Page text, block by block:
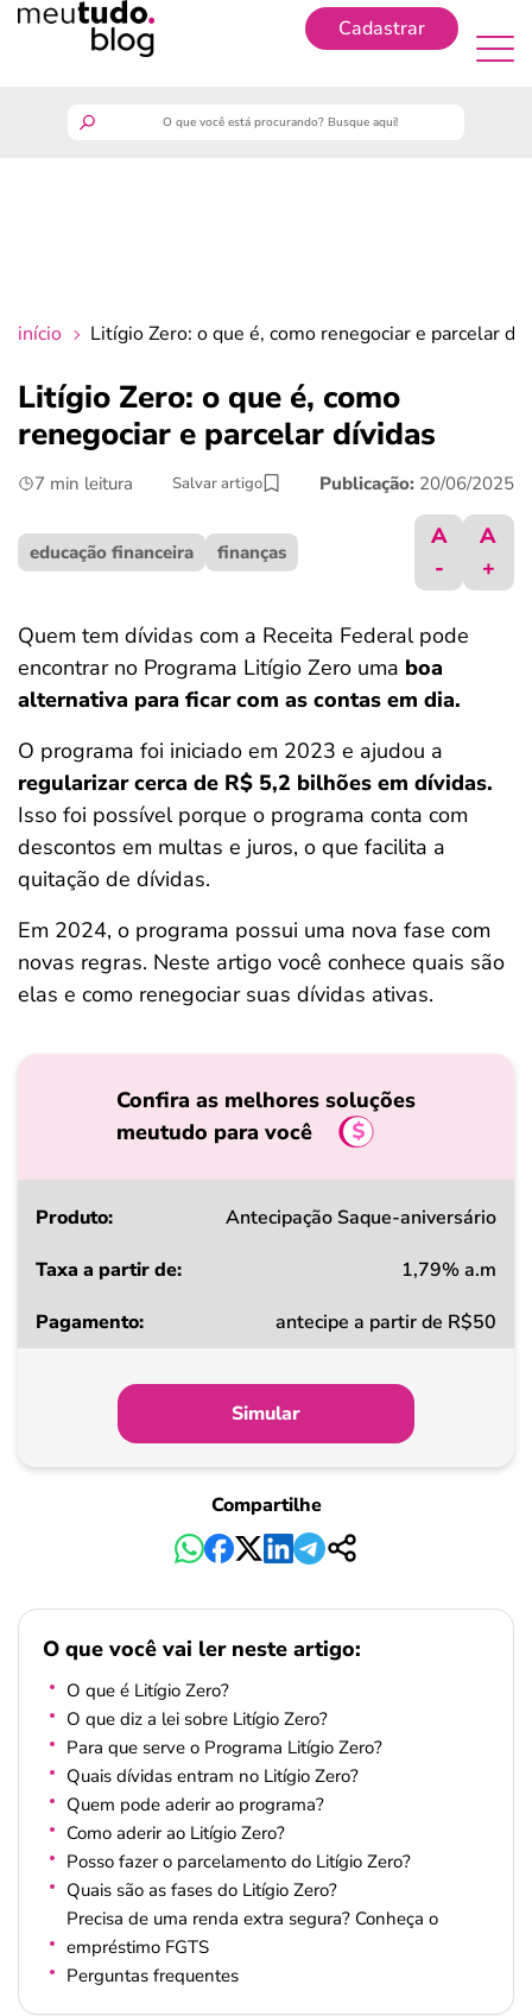
Cadastrar
crédito fácil
últimas notícias
ferramentas
início Litígio Zero: o que é, como renegociar e parcelar
Litígio Zero: o que é, como
renegociar e parcelar dívidas
7 min leitura Salvar artigo Publicação: 20/06/2025
educação financeira finanças
A
-
A
+
Quem tem dívidas com a Receita Federal pode
encontrar no Programa Litígio Zero uma boa
alternativa para ficar com as contas em dia.
O programa foi iniciado em 2023 e ajudou a
regularizar cerca de R$ 5,2 bilhões em dívidas.
Isso foi possível porque o programa conta com
descontos em multas e juros, o que facilita a
quitação de dívidas.
Em 2024, o programa possui uma nova fase com
novas regras. Neste artigo você conhece quais são
elas e como renegociar suas dívidas ativas.
Confira as melhores soluções
meutudo para você
Produto
a
Pagamento
Antecipação Saque-aniversário
1,79% a.m
antecipe a partir de R$50
Simular
Compartilhe
O que você vai ler neste artigo:
O que é Litígio Zero?
O que diz a lei sobre Litígio Zero?
Para que serve o Programa Litígio Zero?
Quais dívidas entram no Litígio Zero?
Quem pode aderir ao programa?
Como aderir ao Litígio Zero?
Posso fazer o parcelamento do Litígio Zero?
Quais são as fases do Litígio Zero?
Precisa de uma renda extra segura? Conheça o
empréstimo FGTS
Perguntas frequentes